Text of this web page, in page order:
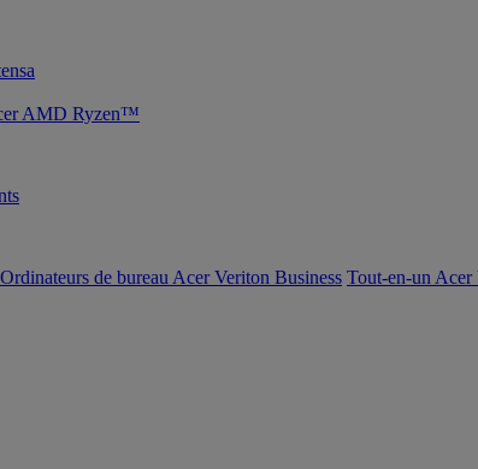
AMD Ryzen™
Ordinateurs de bureau Acer Veriton Business Tout-en-un Acer